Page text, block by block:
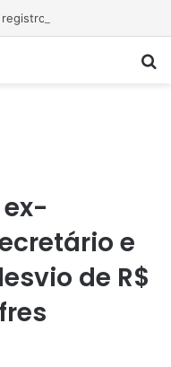
veja quais são
e
de R$